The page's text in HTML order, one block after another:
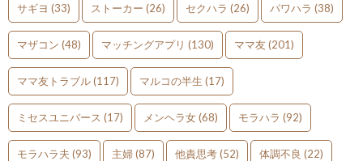
サギヨ (33) ストーカー (26) セクハラ (26) パワハラ (38)
マザコン (48) マッチングアプリ (130) ママ友(201)
ママ友トラブル(117) マルコの半生 (17)
ミセスユニバース (17) メンヘラ女(68) モラハラ (92)
モラハラ夫 (93) 主婦(87) 他責思考(52) 体調不良 (22)